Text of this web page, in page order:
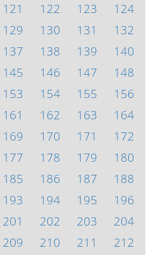
121 122 123
124
129 130 131
132
137 138 139
140
145 146 147
148
153 154 155
156
161 162 163
164
169 170 171
172
177 178 179
180
185 186 187
188
193 194 195
196
201 202 203
204
209 210 211
212